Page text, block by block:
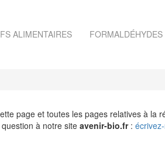
ALIMENTAIRES FORMALDÉHYDES
page et toutes les pages relatives à la
à notre siteavenir-bio.fr: